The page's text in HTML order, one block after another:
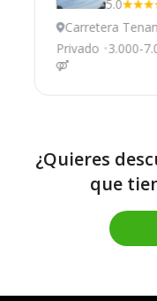
5.0
Carretera
Tenancingo
Privado
3.000-
¿Quieres
que